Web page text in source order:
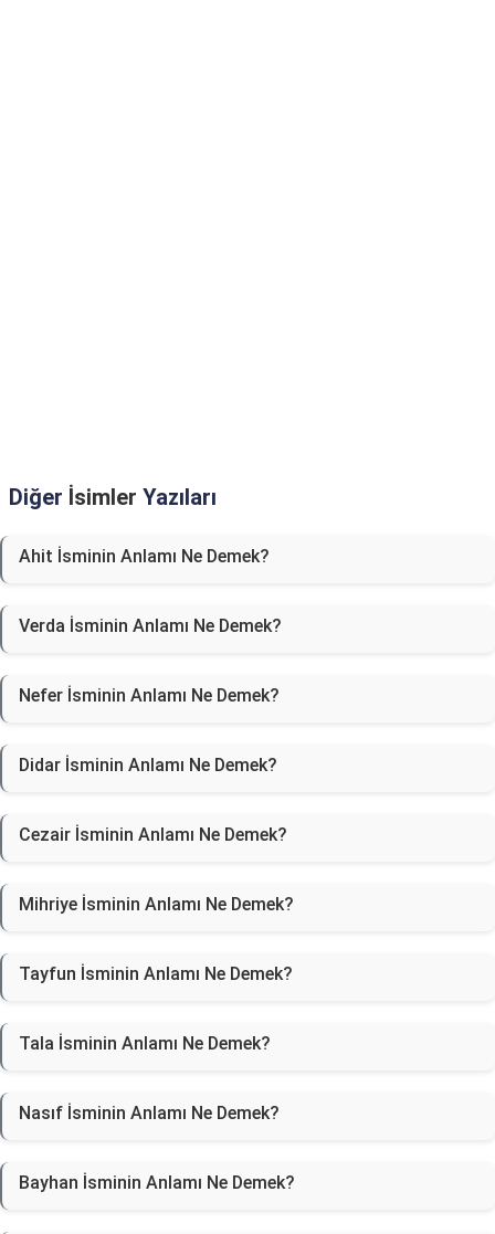
Diğer İsimler Yazıları
Ahit İsminin Anlamı Ne Demek?
Verda İsminin Anlamı Ne Demek?
Nefer İsminin Anlamı Ne Demek?
Didar İsminin Anlamı Ne Demek?
Cezair İsminin Anlamı Ne Demek?
Mihriye İsminin Anlamı Ne Demek?
Tayfun İsminin Anlamı Ne Demek?
Tala İsminin Anlamı Ne Demek?
Nasıf İsminin Anlamı Ne Demek?
Bayhan İsminin Anlamı Ne Demek?